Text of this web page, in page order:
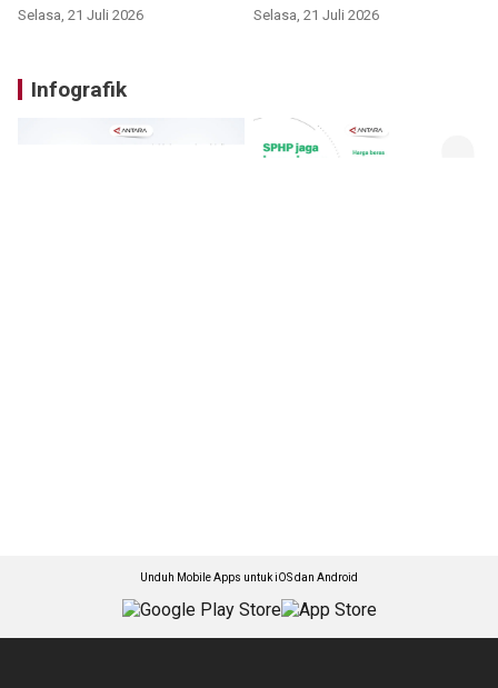
Selasa, 21 Juli 2026 Selasa, 21 Juli 2026
Infografik
Unduh Mobile Apps untuk iOS dan Android